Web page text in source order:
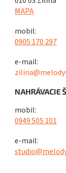
MAPA
mobil:
0905 170 297
e-mail:
NAHRÁVACIE
mobil:
0949 505 101
e-mail: